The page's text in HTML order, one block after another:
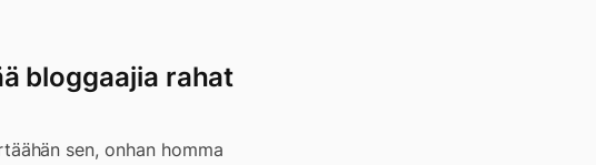
bloggaajia rahat
sen, onhan homma